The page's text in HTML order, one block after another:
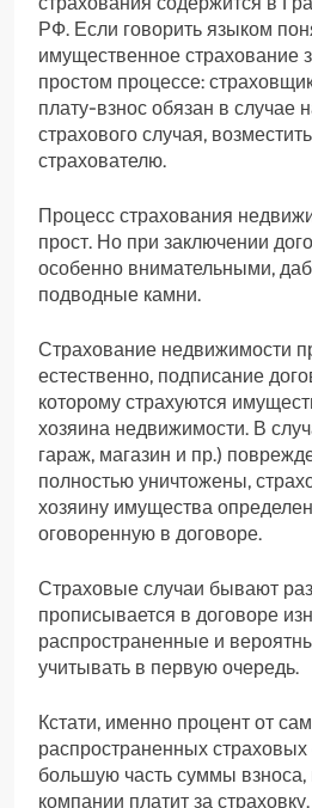
РФ. Если говорить языком
имущественное страхование
простом процессе:
плату-взнос обязан в случае
страхового случая,
страхователю.
Процесс страхования
прост. Но при заключении
особенно внимательными,
подводные камни.
Страхование недвижимости
естественно, подписание
которому страхуются
хозяина недвижимости. В
гараж, магазин и пр.)
полностью уничтожены,
хозяину имущества
оговоренную в договоре.
Страховые случаи бывают
прописывается в договоре
распространенные и
учитывать в первую очередь.
Кстати, именно процент от
распространенных страховых
большую часть суммы взноса,
компании платит за страховку.